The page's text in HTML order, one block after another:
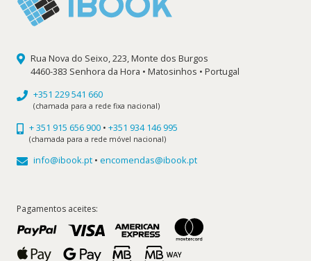
Rua Nova do Seixo, 223, Monte dos Burgos
4460-383 Senhora da Hora • Matosinhos • Portugal
+351 229 541 660
(chamada para a rede fixa nacional)
+ 351 915 656 900 • +351 934 146 995
(chamada para a rede móvel nacional)
info@ibook.pt • encomendas@ibook.pt
Pagamentos aceites: